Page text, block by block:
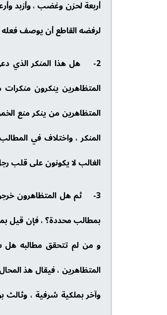
أربعة لحزن وغضب ، وأزبد
لرفضه القاطع أن يوصف فعله
2- هل هذا المنكر الذي
المتظاهرين ينكرون
المتظاهرين من ينكر منع
المنكر ، واختلاف في
الغالب لا يكونون على قلب
3- ثم هل المتظاهرون
بمطالب محددة؟ ، فإن قيل
و من لم تتحقق مطالبه هل
المتظاهرين ، فيقال هذ
وآخر بملكية شرفية ،